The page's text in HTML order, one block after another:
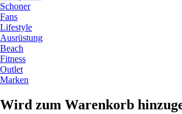
Schoner
Fans
Lifestyle
Ausrüstung
Beach
Fitness
Outlet
Marken
Wird zum Warenkorb